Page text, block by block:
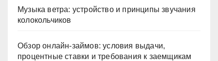
Музыка ветра: устройство и принципы звучания
колокольчиков
Обзор онлайн-займов: условия выдачи,
процентные ставки и требования к заемщикам